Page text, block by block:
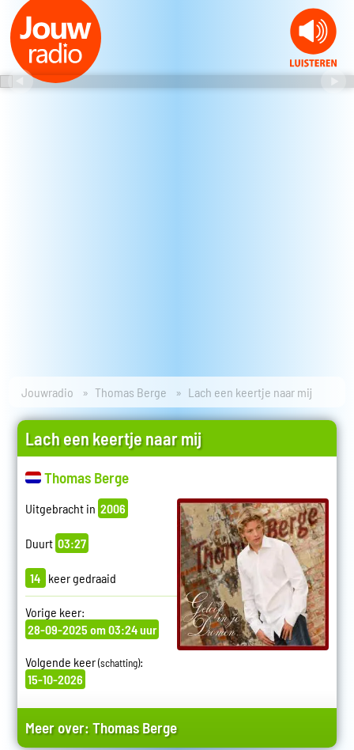
Jouwradio Thomas Berge Lach een keertje naar mij
Lach een keertje naar mij
Thomas Berge
Uitgebracht in 2006
Duurt 03:27
14 keer gedraaid
Vorige keer:
28-09-2025 om 03:24 uur
Volgende keer(schatting):
15-10-2026
Meer over:Thomas Berge